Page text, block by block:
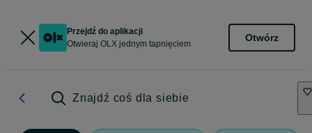
Przejdź do aplikacji
Otwieraj OLX jednym tapnięciem
Otwórz
Znajdź coś dla siebie